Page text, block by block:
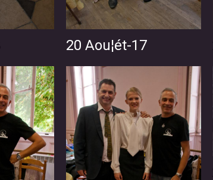
20 Aou¦ét-17